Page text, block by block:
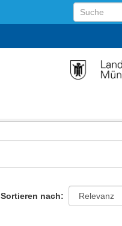
Sortieren nach